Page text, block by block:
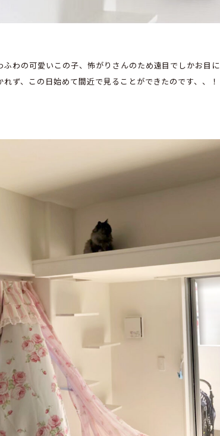
ふわの可愛いこの子、怖がりさんのため遠目でしかお目に
れず、この日始めて間近で見ることができたのです、、！